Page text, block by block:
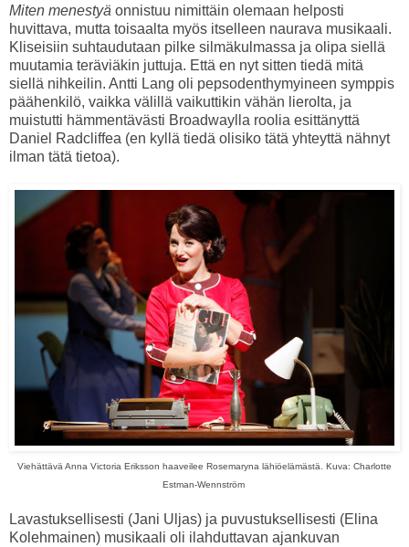
Miten menestyä onnistuu nimittäin olemaan helposti
huvittava, mutta toisaalta myös itselleen naurava musikaali.
Kliseisiin suhtaudutaan pilke silmäkulmassa ja olipa siellä
muutamia teräviäkin juttuja. Että en nyt sitten tiedä mitä
siellä nihkeilin. Antti Lang oli pepsodenthymyineen symppis
päähenkilö, vaikka välillä vaikuttikin vähän lierolta, ja
muistutti hämmentävästi Broadwaylla roolia esittänyttä
Daniel Radcliffea (en kyllä tiedä olisiko tätä yhteyttä nähnyt
ilman tätä tietoa).
Viehättävä Anna Victoria Eriksson haaveilee Rosemaryna lähiöelämästä. Kuva: Charlotte
Estman-Wennström
Lavastuksellisesti (Jani Uljas) ja puvustuksellisesti (Elina
Kolehmainen) musikaali oli ilahduttavan ajankuvan